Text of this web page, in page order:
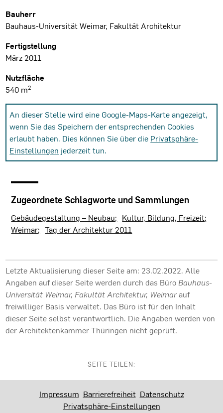
Bauherr
Bauhaus-Universität Weimar, Fakultät Architektur
Fertigstellung
März 2011
Nutzfläche
540 m2
An dieser Stelle wird eine Google-Maps-Karte angezeigt,
wenn Sie das Speichern der entsprechenden Cookies
erlaubt haben. Dies können Sie über die Privatsphäre-
Einstellungen jederzeit tun.
Zugeordnete Schlagworte und Sammlungen
Gebäudegestaltung – Neubau
Kultur, Bildung, Freizeit
Weimar
Tag der Architektur 2011
Letzte Aktualisierung dieser Seite am: 23.02.2022. Alle
Angaben auf dieser Seite werden durch das Büro Bauhaus-
Universität Weimar, Fakultät Architektur, Weimarauf
freiwilliger Basis verwaltet. Das Büro ist für den Inhalt
dieser Seite selbst verantwortlich. Die Angaben werden von
der Architektenkammer Thüringen nicht geprüft.
SEITE TEILEN:
Impressum Barrierefreiheit Datenschutz
Privatsphäre-Einstellungen